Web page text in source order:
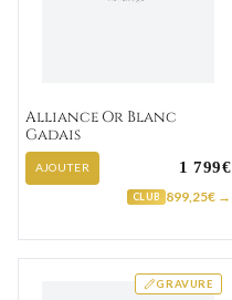
Alliance Or Blanc
Gadais
AJOUTER 1 799€
CLUB 899,25€ →
GRAVURE